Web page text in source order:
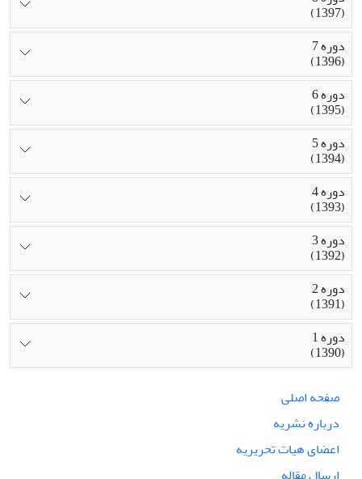
(1397)
دوره 7
(1396)
دوره 6
(1395)
دوره 5
(1394)
دوره 4
(1393)
دوره 3
(1392)
دوره 2
(1391)
دوره 1
(1390)
صفحه اصلی
درباره نشریه
اعضای هیات تحریریه